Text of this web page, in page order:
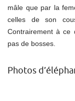
mâle que par la
celles de son
Contrairement à ce
pas de bosses.
Photos